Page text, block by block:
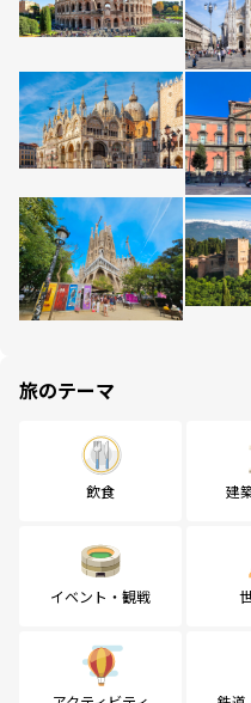
旅のテーマ
飲食 建
イベント・観戦